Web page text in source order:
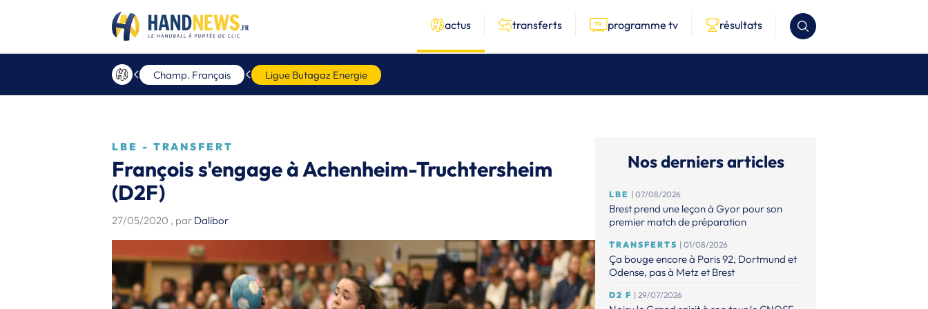
actus transferts programme tv résultats
Champ. Français Ligue Butagaz Energie
LBE - TRANSFERT
François s'engage à Achenheim-Truchtersheim
(D2F)
27/05/2020 , par Dalibor
Nos derniers articles
LBE | 07/08/2026
Brest prend une leçon à Gyor pour son
premier match de préparation
TRANSFERTS | 01/08/2026
Ça bouge encore à Paris 92, Dortmund et
Odense, pas à Metz et Brest
D2 F | 29/07/2026